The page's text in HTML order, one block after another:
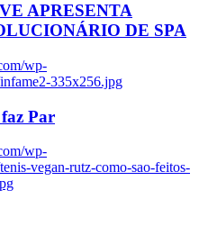
APRESENTA
DE SPA
wp-
335x256.jpg
Par
wp-
vegan-rutz-como-sao-feitos-